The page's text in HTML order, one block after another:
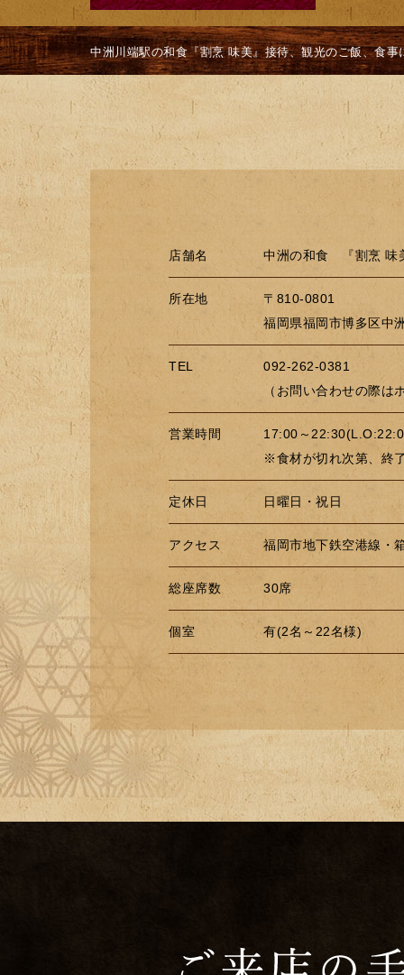
中洲川端駅の和食『割烹 味美』接待、観光のご飯、食事
店舗名 中洲の和食 『割烹 味
所在地
〒810-0801
福岡県福岡市博多区中
TEL
092-262-0381
（お問い合わせの際は
営業時間
17:00～
※食材が切れ次第、終
定休日 日曜日・祝日
アクセス 福岡市地下鉄空港線・
総座席数 30席
個室 有(2名～22名様)